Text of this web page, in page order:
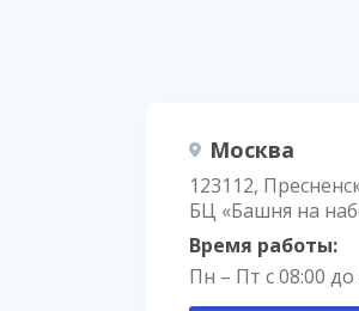
Москва
123112,
БЦ «Башня на
Время работы:
Пн – Пт с 08:00 до